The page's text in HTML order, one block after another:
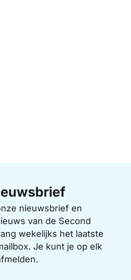
nieuwsbrief en
van de Second
wekelijks het laatste
Je kunt je op elk